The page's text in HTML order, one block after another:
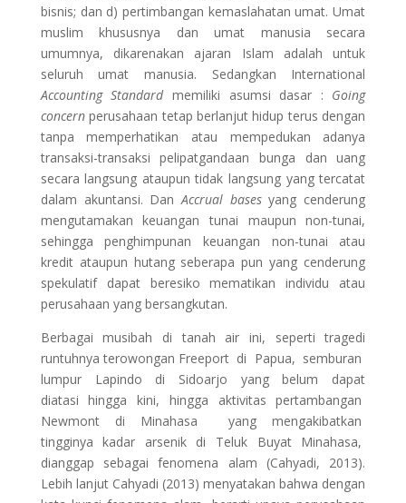
bisnis; dan d) pertimbangan kemaslahatan umat. Umat
muslim khususnya dan umat manusia secara
umumnya, dikarenakan ajaran Islam adalah untuk
seluruh umat manusia. Sedangkan International
Accounting Standardmemiliki asumsi dasar : Going
concernperusahaan tetap berlanjut hidup terus dengan
tanpa memperhatikan atau mempedukan adanya
transaksi-transaksi pelipatgandaan bunga dan uang
secara langsung ataupun tidak langsung yang tercatat
dalam akuntansi. DanAccrual basesyang cenderung
mengutamakan keuangan tunai maupun non-tunai,
sehingga penghimpunan keuangan non-tunai atau
kredit ataupun hutang seberapa pun yang cenderung
spekulatif dapat beresiko mematikan individu atau
perusahaan yang bersangkutan.
Berbagai musibah di tanah air ini, seperti tragedi
runtuhnya terowongan Freeport di Papua, semburan
lumpur Lapindo di Sidoarjo yang belum dapat
diatasi hingga kini, hingga aktivitas pertambangan
Newmont di Minahasa yang mengakibatkan
tingginya kadar arsenik di Teluk Buyat Minahasa,
dianggap sebagai fenomena alam (Cahyadi, 2013).
Lebih lanjut Cahyadi (2013) menyatakan bahwa dengan